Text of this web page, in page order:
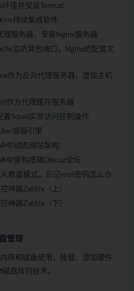
环境并安装Tomcat
持续集成软件
理服务器，安装Nginx服务器
监听其他端口，Nginx的配置文
作为反向代理服务器，虚拟主机
作为代理缓存服务器
置Squid实现访问控制操作
容器引擎
动态网站架构
架构搭建Discuz论坛
救援模式，忘记root密码怎么办
神器Zabbix（上）
神器Zabbix（下）
管理
存和磁盘使用，挂载、添加硬件
盘阵列技术。